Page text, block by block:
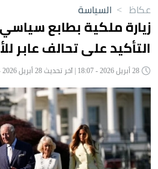
عكاظ > السياسة
زيارة ملكية بطابع
التأكيد على تحالف عابر